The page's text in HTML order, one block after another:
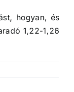
hogyan, és
1,22-1,26